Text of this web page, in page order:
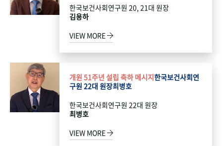
한국보건사회연구원 20, 21대 원장
김용하
VIEW MORE
개원 51주년 설립 축하 메시지한국보건사회연
구원 22대 원장최병호
한국보건사회연구원 22대 원장
최병호
VIEW MORE